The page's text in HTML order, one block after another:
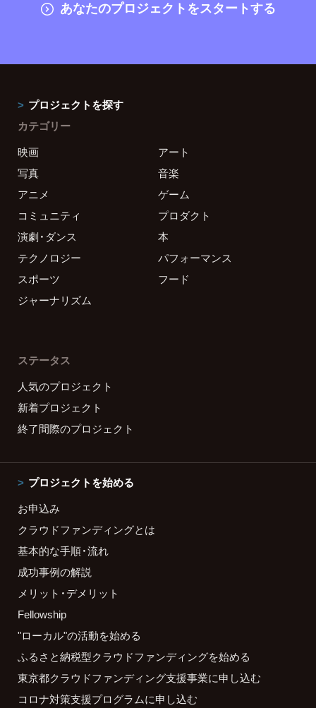
あなたのプロジェクトをスタートする
プロジェクトを探す
カテゴリー
映画
アート
写真
音楽
アニメ
ゲーム
コミュニティ
プロダクト
演劇・ダンス
本
テクノロジー
パフォーマンス
スポーツ
フード
ジャーナリズム
ステータス
人気のプロジェクト
新着プロジェクト
終了間際のプロジェクト
プロジェクトを始める
お申込み
クラウドファンディングとは
基本的な手順・流れ
成功事例の解説
メリット・デメリット
Fellowship
"ローカル"の活動を始める
ふるさと納税型クラウドファンディングを始める
東京都クラウドファンディング支援事業に申し込む
コロナ対策支援プログラムに申し込む